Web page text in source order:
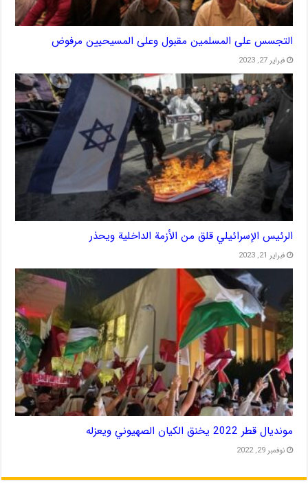
التجسس على المسلمين مقبول وعلى المسيحيين مرفوض
فبراير 27, 2023
الرئيس الإسرائيلي قلق من الأزمة الداخلية ويحذر
فبراير 21, 2023
مونديال قطر 2022 يخنق الكيان الصهيوني ويعزله
نوفمبر 29, 2022